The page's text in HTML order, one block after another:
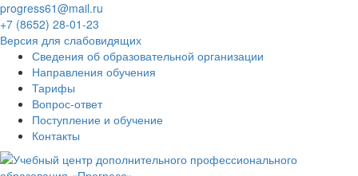
progress61@mail.ru
+7 (8652) 28-01-23
Версия для слабовидящих
Сведения об образовательной организации
Направления обучения
Тарифы
Вопрос-ответ
Поступление и обучение
Контакты